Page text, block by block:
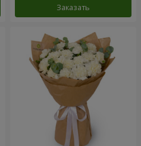
Заказать